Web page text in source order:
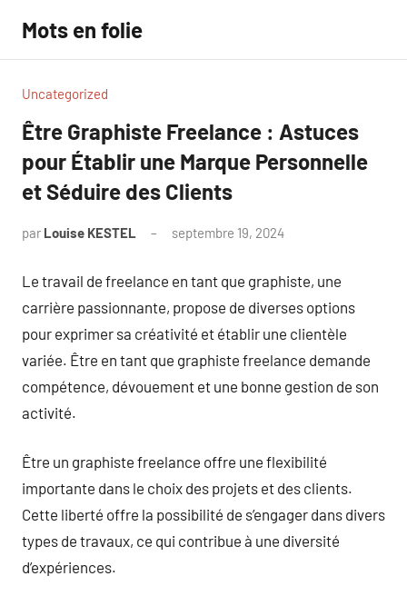
contenu
Mots en folie
Uncategorized
Être Graphiste Freelance : Astuces
pour Établir une Marque Personnelle
et Séduire des Clients
par Louise KESTEL septembre 19, 2024
Le travail de freelance en tant que graphiste, une
carrière passionnante, propose de diverses options
pour exprimer sa créativité et établir une clientèle
variée. Être en tant que graphiste freelance demande
compétence, dévouement et une bonne gestion de son
activité.
Être un graphiste freelance offre une flexibilité
importante dans le choix des projets et des clients.
Cette liberté offre la possibilité de s’engager dans divers
types de travaux, ce qui contribue à une diversité
d’expériences.